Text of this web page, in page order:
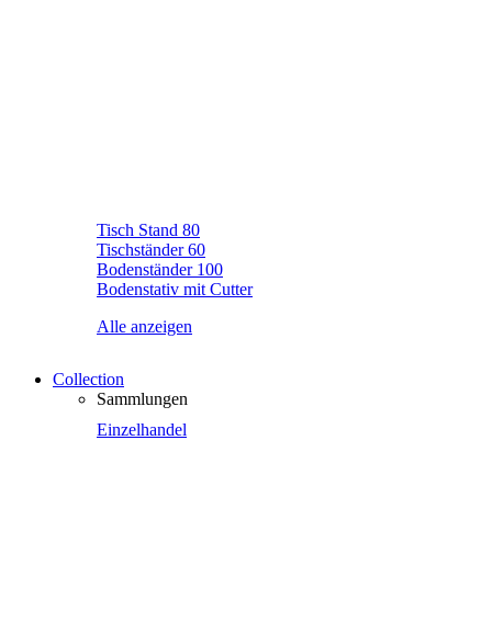
Tisch Stand 80
Tischständer 60
Bodenständer 100
Bodenstativ mit Cutter
Alle anzeigen
Collection
Sammlungen
Einzelhandel